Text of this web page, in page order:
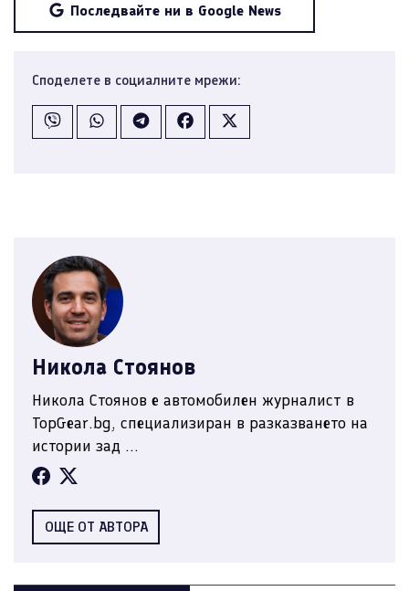
Последвайте ни в Google News
Споделете в социалните мрежи:
Никола Стоянов
Никола Стоянов е автомобилен журналист в
TopGear.bg, специализиран в разказването на
истории зад ...
ОЩЕ ОТ АВТОРА